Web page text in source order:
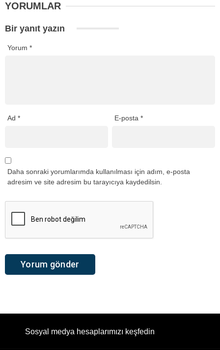
YORUMLAR
Bir yanıt yazın
Yorum *
Ad * E-posta*
Daha sonraki yorumlarımda kullanılması için adım, e-posta
adresim ve site adresim bu tarayıcıya kaydedilsin.
Sosyal medya hesaplarımızı keşfedin